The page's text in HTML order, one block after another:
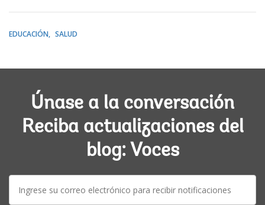
EDUCACIÓN SALUD
Únase a la conversación
Reciba actualizaciones del
blog: Voces
mail: